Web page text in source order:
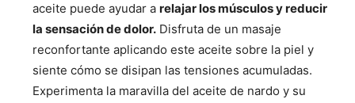
aceite puede ayudar a relajar los músculos y reducir
la sensación de dolor. Disfruta de un masaje
reconfortante aplicando este aceite sobre la piel y
siente cómo se disipan las tensiones acumuladas.
Experimenta la maravilla del aceite de nardo y su